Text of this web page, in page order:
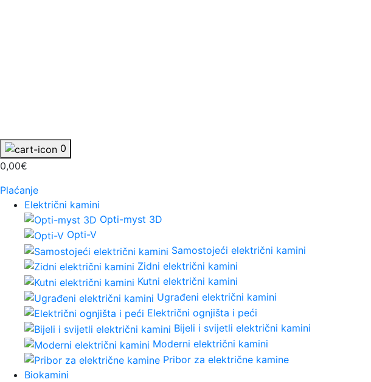
0
0,00€
Plaćanje
Električni kamini
Opti-myst 3D
Opti-V
Samostojeći električni kamini
Zidni električni kamini
Kutni električni kamini
Ugrađeni električni kamini
Električni ognjišta i peći
Bijeli i svijetli električni kamini
Moderni električni kamini
Pribor za električne kamine
Biokamini